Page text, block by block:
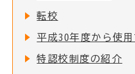
転校
特認校制度の紹介